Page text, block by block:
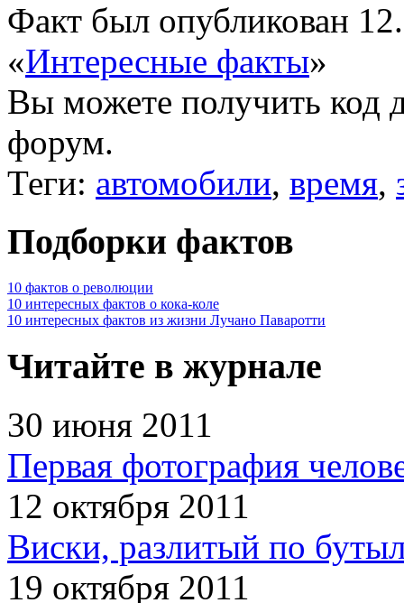
Факт был опубликован
«Интересные факты»
Вы можете получить код
форум.
Теги: автомобили, время,
Подборки фактов
10 фактов о революции
10 интересных фактов о кока-коле
10 интересных фактов из жизни Лучано Паваротти
Читайте в журнале
30 июня 2011
Первая фотография
12 октября 2011
Виски, разлитый по
19 октября 2011